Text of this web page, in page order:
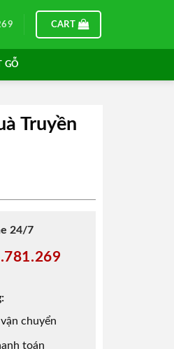
CART
GỖ
Truyền
24/7
chuyển
toán